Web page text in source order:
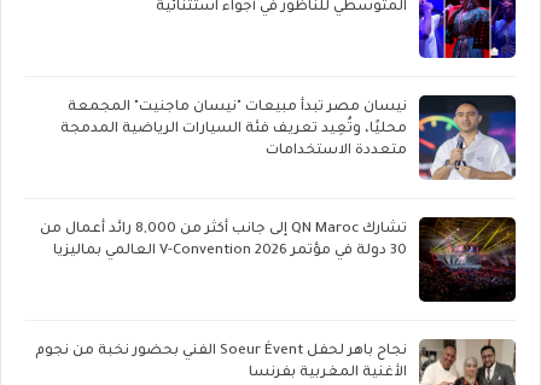
المتوسطي للناظور في أجواء استثنائية
نيسان مصر تبدأ مبيعات "نيسان ماجنيت" المجمعة
محليًا، وتُعِيد تعريف فئة السيارات الرياضية المدمجة
متعددة الاستخدامات
تشارك QN Maroc إلى جانب أكثر من 8,000 رائد أعمال من
30 دولة في مؤتمر V-Convention 2026 العالمي بماليزيا
نجاح باهر لحفل Soeur Évent الفني بحضور نخبة من نجوم
الأغنية المغربية بفرنسا